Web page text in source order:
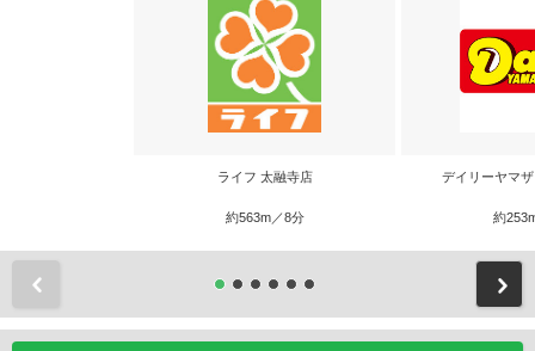
ライフ 太融寺店
約563m／8分
デイリーヤマ
約